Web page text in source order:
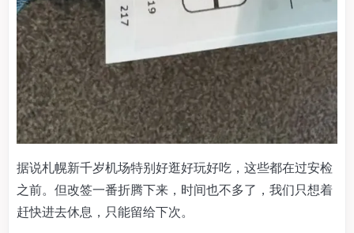
据说札幌新千岁机场特别好逛好玩好吃，这些都在过安检
之前。但改签一番折腾下来，时间也不多了，我们只想着
赶快进去休息，只能留给下次。